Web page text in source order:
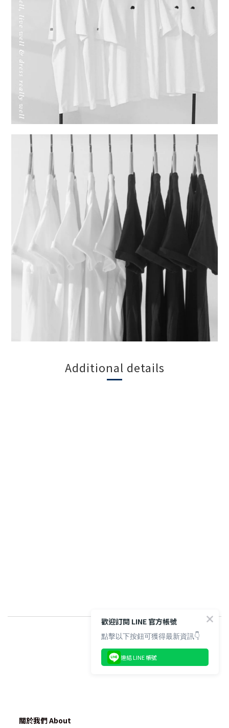
Additional details
關於我們 About
歡迎訂閱 LINE 官方帳號
點擊以下按鈕可獲得最新資訊👇
連結 LINE 帳號